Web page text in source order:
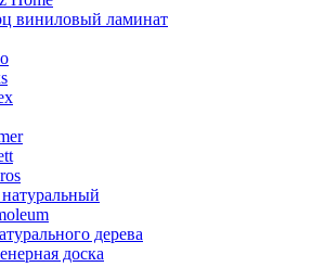
виниловый ламинат
дерева
доска